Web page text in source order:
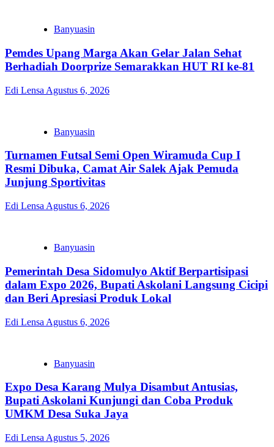
Banyuasin
Pemdes Upang Marga Akan Gelar Jalan Sehat
Berhadiah Doorprize Semarakkan HUT RI ke-81
Edi Lensa Agustus 6, 2026
Banyuasin
Turnamen Futsal Semi Open Wiramuda Cup I
Resmi Dibuka, Camat Air Salek Ajak Pemuda
Junjung Sportivitas
Edi Lensa Agustus 6, 2026
Banyuasin
Pemerintah Desa Sidomulyo Aktif Berpartisipasi
dalam Expo 2026, Bupati Askolani Langsung Cicipi
dan Beri Apresiasi Produk Lokal
Edi Lensa Agustus 6, 2026
Banyuasin
Expo Desa Karang Mulya Disambut Antusias,
Bupati Askolani Kunjungi dan Coba Produk
UMKM Desa Suka Jaya
Edi Lensa Agustus 5, 2026